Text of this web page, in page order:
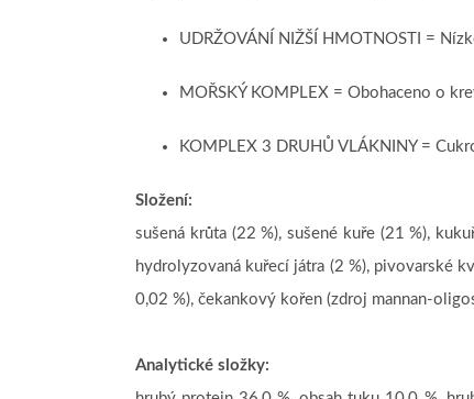
UDRŽOVÁNÍ NIŽŠÍ HMOTNOSTI =
MOŘSKÝ KOMPLEX = Obohaceno o
KOMPLEX 3 DRUHŮ VLÁKNINY =
Složení:
sušená krůta (22 %), sušené kuře (21 %),
hydrolyzovaná kuřecí játra (2 %), pivovarské
0,02 %), čekankový kořen (zdroj mannan-
Analytické složky: